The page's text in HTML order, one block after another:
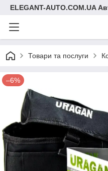
ELEGANT-AUTO.COM.UA
Товари та послуги
–6%